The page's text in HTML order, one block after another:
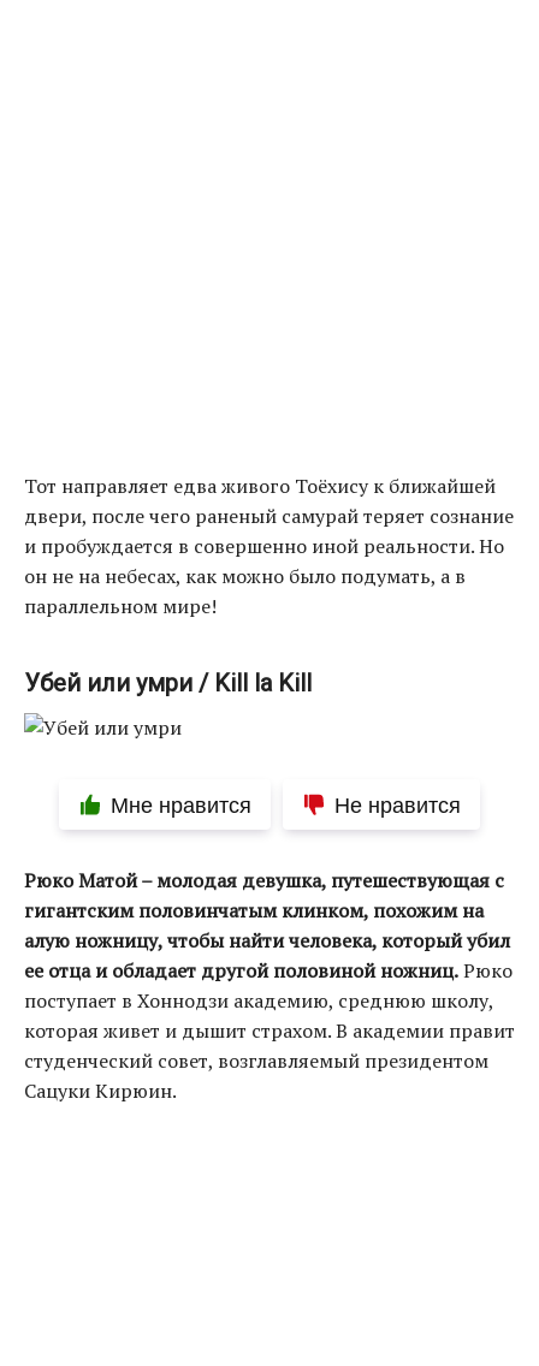
Тот направляет едва живого Тоёхису к ближайшей
двери, после чего раненый самурай теряет сознание
и пробуждается в совершенно иной реальности. Но
он не на небесах, как можно было подумать, а в
параллельном мире!
Убей или умри / Kill la Kill
Мне нравится Не нравится
Рюко Матой – молодая девушка, путешествующая с
гигантским половинчатым клинком, похожим на
алую ножницу, чтобы найти человека, который убил
ее отца и обладает другой половиной ножниц.Рюко
поступает в Хоннодзи академию, среднюю школу,
которая живет и дышит страхом. В академии правит
студенческий совет, возглавляемый президентом
Сацуки Кирюин.